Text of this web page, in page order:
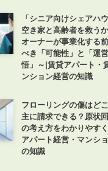
「シニア向けシェアハ
空き家と高齢者を救う
オーナーが事業化する
べき「可能性」と「運
悟」～|賃貸アパート・
ンション経営の知識
フローリングの傷はど
主に請求できる？原状
の考え方をわかりやす
アパート経営・マンシ
の知識